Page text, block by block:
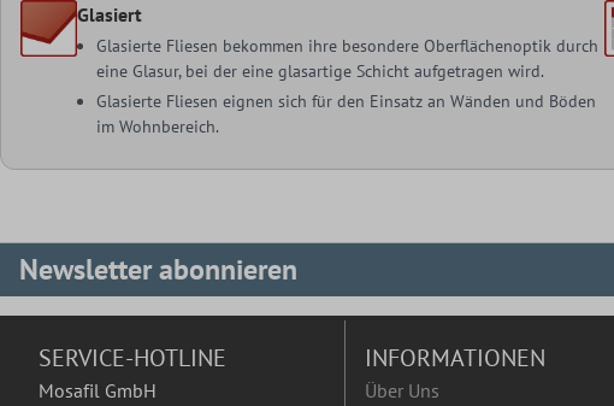
Glasiert
Glasierte Fliesen bekommen ihre besondere Oberflächenoptik durch
eine Glasur, bei der eine glasartige Schicht aufgetragen wird.
Glasierte Fliesen eignen sich für den Einsatz an Wänden und Böden
im Wohnbereich.
Newsletter abonnieren
SERVICE-HOTLINE
Mosafil GmbH
INFORMATIONEN
Über Uns